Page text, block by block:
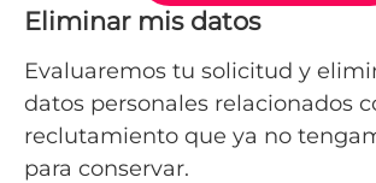
Eliminar mis datos
Evaluaremos tu solicitud y
datos personales relacionados
reclutamiento que ya no
para conservar.